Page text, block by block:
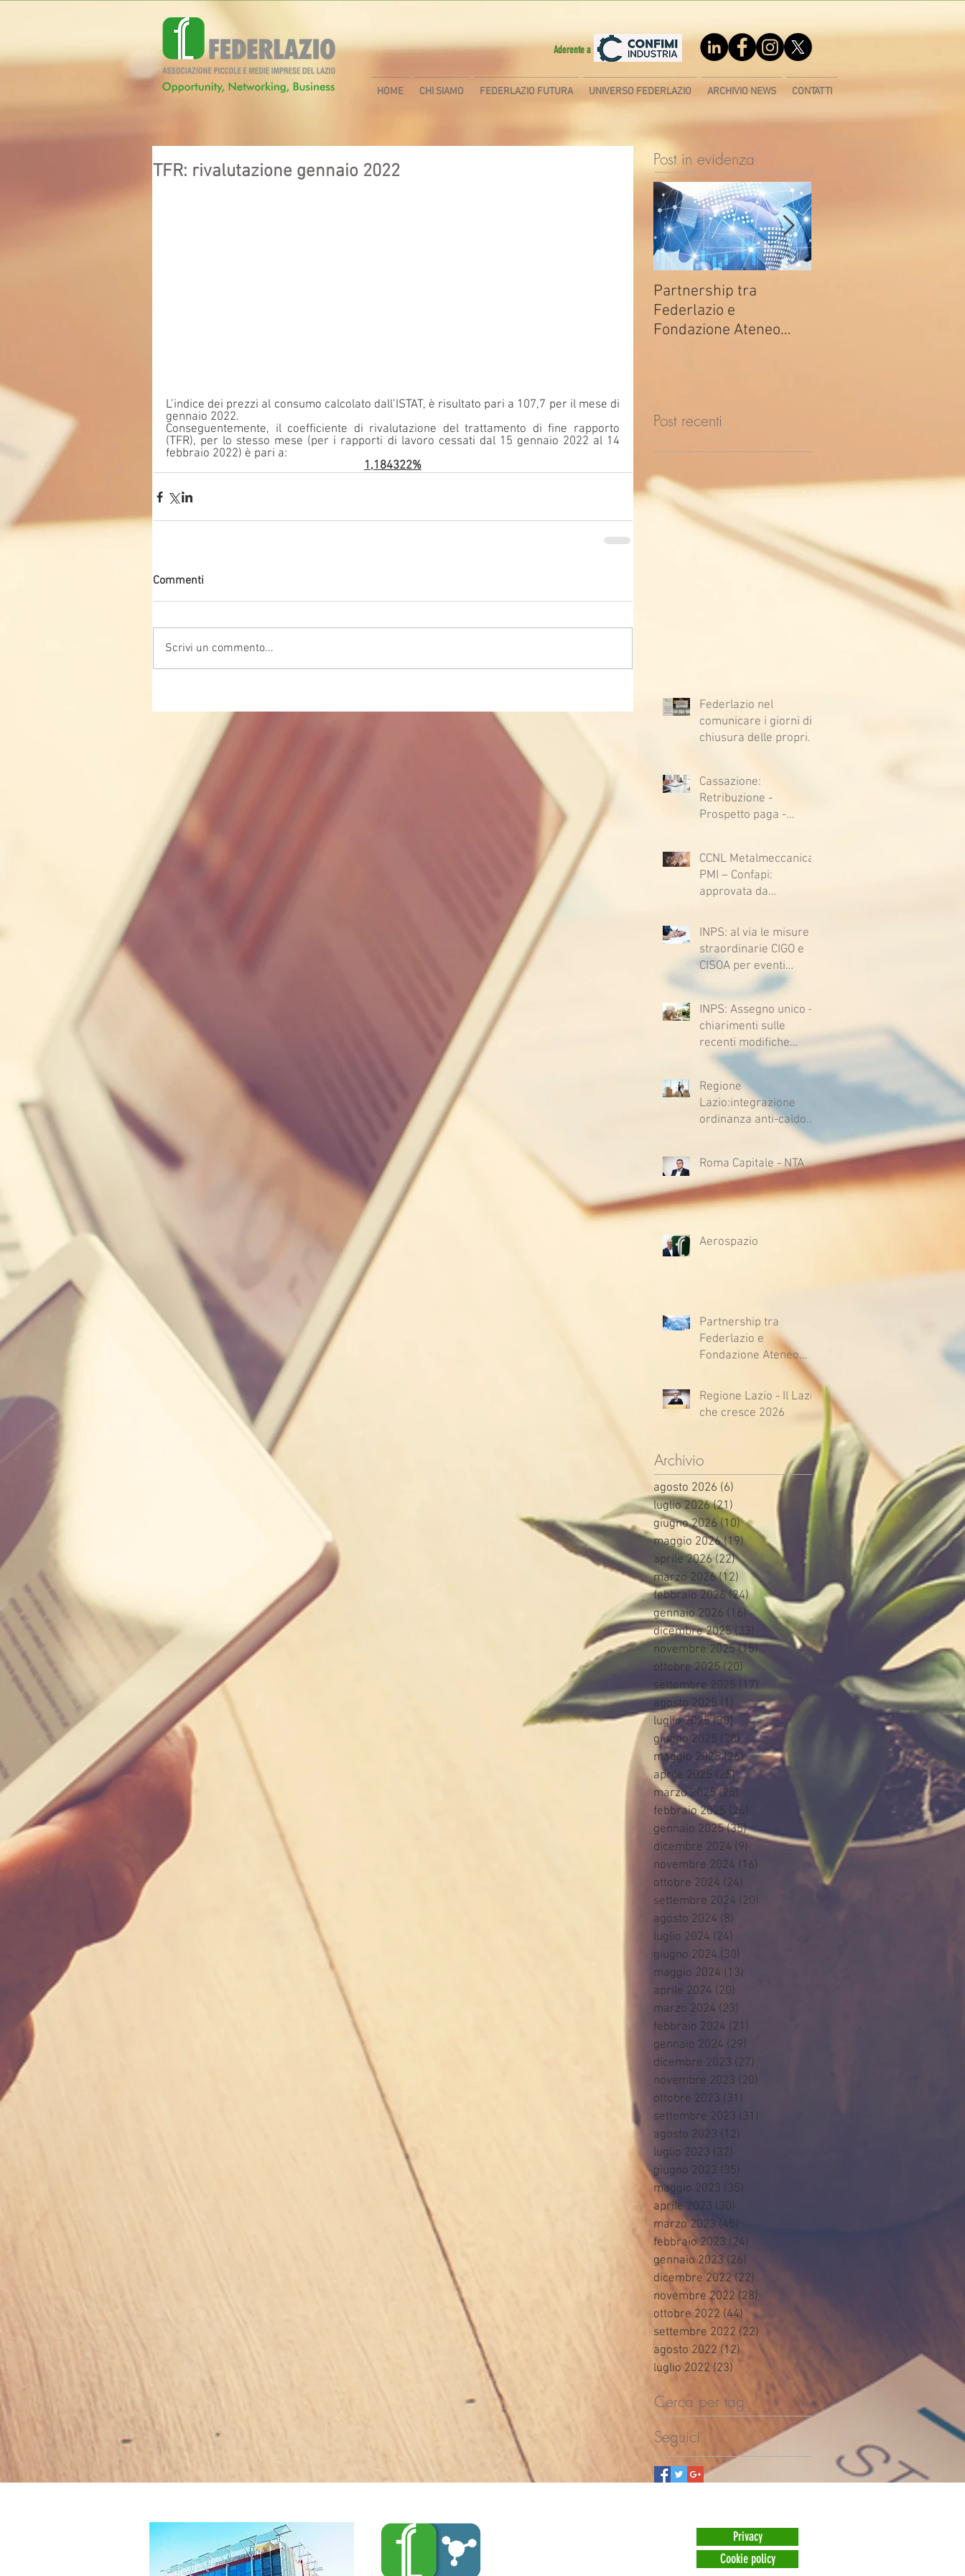
Aderente a
HOME CHI SIAMO FEDERLAZIO FUTURA UNIVERSO FEDERLAZIO ARCHIVIO NEWS CONTATTI
TFR: rivalutazione gennaio 2022
L’indice dei prezzi al consumo calcolato dall’ISTAT, è risultato pari a 107,7 per il mese di
gennaio 2022.
Conseguentemente, il coefficiente di rivalutazione del trattamento di fine rapporto
(TFR), per lo stesso mese (per i rapporti di lavoro cessati dal 15 gennaio 2022 al 14
febbraio 2022) è pari a:
1,184322%
Commenti
Scrivi un commento...
Post in evidenza
Partnership tra
Federlazio e
Fondazione Ateneo
Post recenti
Federlazio nel
comunicare i giorni di
chiusura delle proprie
Cassazione:
Retribuzione -
Prospetto paga -
sfavore del datore di
lavoro - Prova legale -
Sussiste. (Cc, articoli
2732, 2734 e 2735)
CCNL Metalmeccanica
PMI – Confapi:
approvata da
l’ipotesi di accordo per
il rinnovo del CCNL
INPS: al via le misure
straordinarie CIGO e
CISOA per eventi
climatici eccezionali
INPS: Assegno unico –
chiarimenti sulle
recenti modifiche
legislative
Regione
Lazio:integrazione
ordinanza anti-caldo
Roma Capitale - NTA
Aerospazio
Partnership tra
Federlazio e
Fondazione Ateneo
Regione Lazio - Il Lazio
che cresce 2026
Archivio
agosto 2026 (6)
luglio 2026 (21)
giugno 2026 (10)10 post
maggio 2026 (19)19 post
aprile 2026 (22)22 post
marzo 2026 (12) 12 post
febbraio 2026 (24)24 post
gennaio 2026 (16)16 post
dicembre 2025 (33) 33 post
novembre 2025 (15)15 post
ottobre 2025 (20)
settembre 2025 (17)17 post
agosto 2025 (1) 1 post
luglio 2025 (30) 30 post
giugno 2025 (28) 28 post
maggio 2025 (26)26 post
aprile 2025 (25) 25 post
marzo 2025 (25)
febbraio 2025 (26)
gennaio 2025 (35)35 post
dicembre 2024 (9) 9 post
novembre 2024 (16)
ottobre 2024 (24)
settembre 2024 (20)
agosto 2024 (8)
luglio 2024 (24)
giugno 2024 (30)
maggio 2024 (13)
aprile 2024 (20)
marzo 2024 (23)
febbraio 2024 (21)
gennaio 2024 (29)
dicembre 2023 (27)
novembre 2023 (20)
ottobre 2023 (31)
settembre 2023 (31)
agosto 2023 (12)
luglio 2023 (32)
giugno 2023 (35)
maggio 2023 (35)
aprile 2023 (30)
marzo 2023 (45)
febbraio 2023 (24)
gennaio 2023 (26)
dicembre 2022 (22)
novembre 2022 (28)
ottobre 2022 (44) 44 post
settembre 2022 (22)
agosto 2022 (12) 12 post
luglio 2022 (23) 23 post
Cerca per tag
Seguici
Privacy
Cookie policy